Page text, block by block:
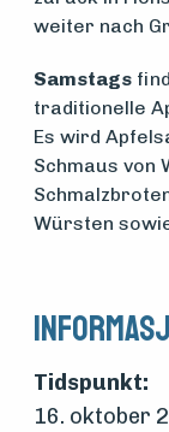
weiter nach
Samstags
traditionelle
Es wird
Schmaus von
Würsten
Tidspunkt:
16. oktober